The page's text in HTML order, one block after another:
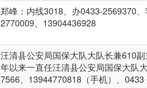
郑峰：内线3018、办0433-2569370
2770009、13904436928
汪清县公安局国保大队大队长兼610
年以来一直任汪清县公安局国保大队
7566、13944770818（手机）、0433